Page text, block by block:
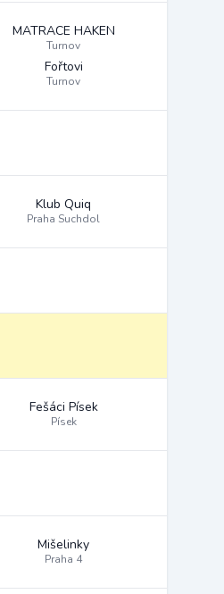
MATRACE HAKEN
Turnov
Fořtovi
Turnov
Klub Quiq
Praha Suchdol
Fešáci Písek
Písek
Mišelinky
Praha 4